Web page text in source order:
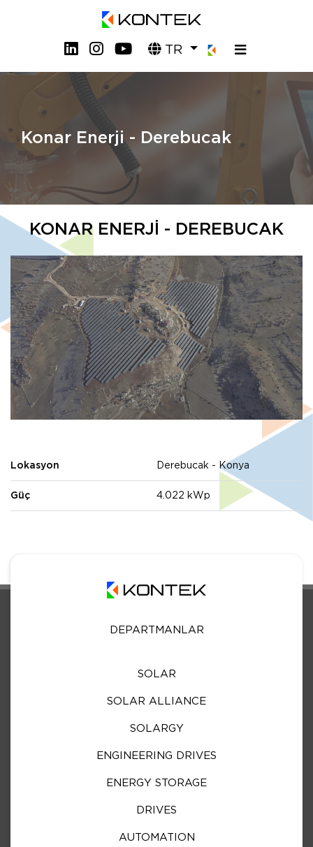
TR
Konar Enerji - Derebucak
KONAR ENERJİ - DEREBUCAK
Lokasyon Derebucak - Konya
Güç 4.022 kWp
DEPARTMANLAR
SOLAR
SOLAR ALLIANCE
SOLARGY
ENGINEERING DRIVES
ENERGY STORAGE
DRIVES
AUTOMATION